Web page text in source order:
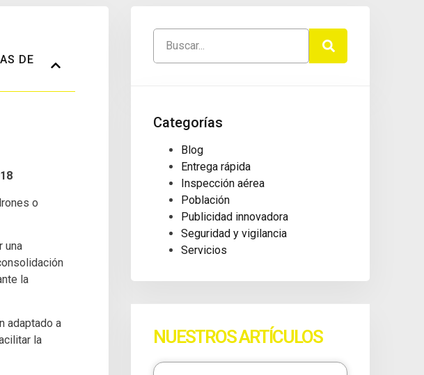
DE
o
una
la
adaptado a
la
Categorías
Blog
Entrega rápida
Inspección aérea
Población
Publicidad innovadora
Seguridad y vigilancia
Servicios
NUESTROS ARTÍCULOS